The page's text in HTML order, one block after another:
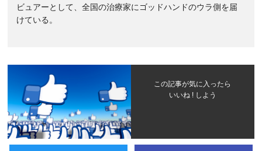
ビュアーとして、全国の治療家にゴッドハンドのウラ側を届
けている。
この記事が気に入ったら
いいね ! しよう